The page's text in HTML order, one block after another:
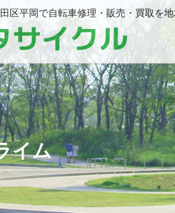
区平岡で自転車修理・販売・買取を
イム